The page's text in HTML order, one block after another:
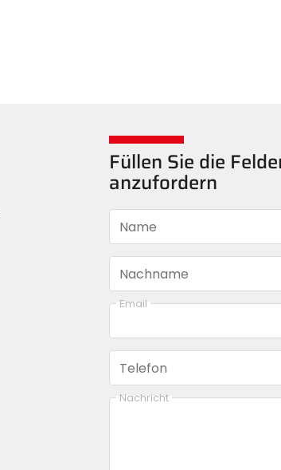
Füllen Sie die
anzufordern
Name
Nachname
Email
Telefon
Nachricht